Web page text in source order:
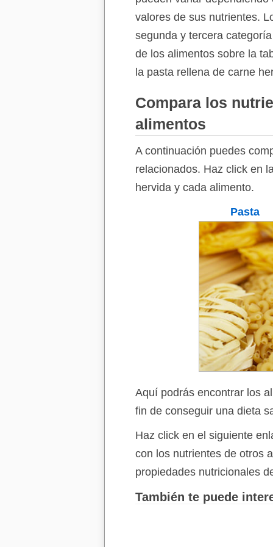
valores de sus nutrientes.
segunda y tercera
de los alimentos sobre la
la pasta rellena de carne
Compara los
alimentos
A continuación puedes
relacionados. Haz click en
hervida y cada alimento.
Pasta
Aquí podrás encontrar los
fin de conseguir una dieta
Haz click en el siguiente
con los nutrientes de otros
propiedades nutricionales
También te puede